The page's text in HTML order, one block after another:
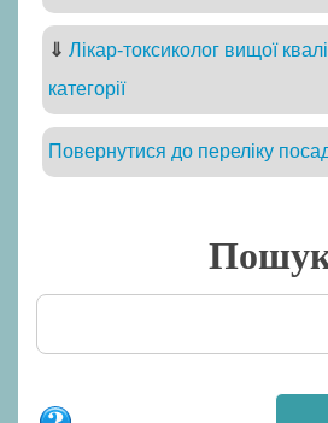
⇓ Лікар-токсиколог вищої
категорії
Повернутися до переліку